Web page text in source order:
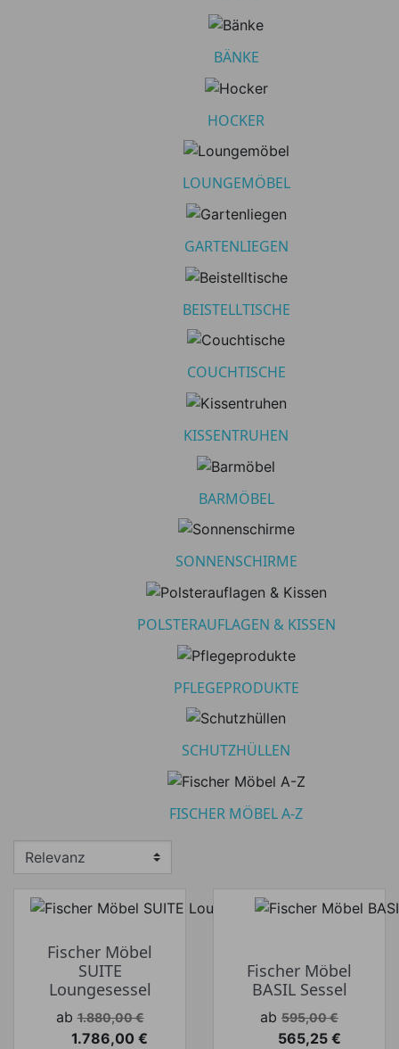
Untermenü umschalten
€
BÄNKE
HOCKER
LOUNGEMÖBEL
GARTENLIEGEN
BEISTELLTISCHE
COUCHTISCHE
KISSENTRUHEN
BARMÖBEL
SONNENSCHIRME
POLSTERAUFLAGEN & KISSEN
PFLEGEPRODUKTE
SCHUTZHÜLLEN
FISCHER MÖBEL A-Z
Fischer Möbel
SUITE
Loungesessel
Verkaufspreis
ab 1.880,00 €
1.786,00 €
Fischer Möbel
BASIL Sessel
Verkaufspreis
ab 595,00 €
565,25 €